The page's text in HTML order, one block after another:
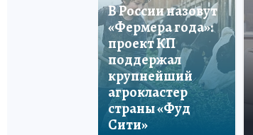
В России назовут
«Фермера года»:
проект КП
поддержал
крупнейший
агрокластер
страны «Фуд
Сити»